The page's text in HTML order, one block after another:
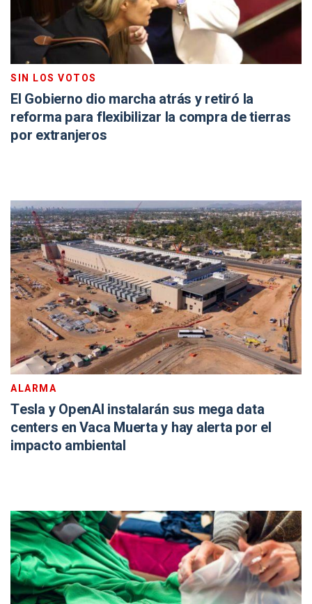
SIN LOS VOTOS
El Gobierno dio marcha atrás y retiró la
reforma para flexibilizar la compra de tierras
por extranjeros
ALARMA
Tesla y OpenAI instalarán sus mega data
centers en Vaca Muerta y hay alerta por el
impacto ambiental